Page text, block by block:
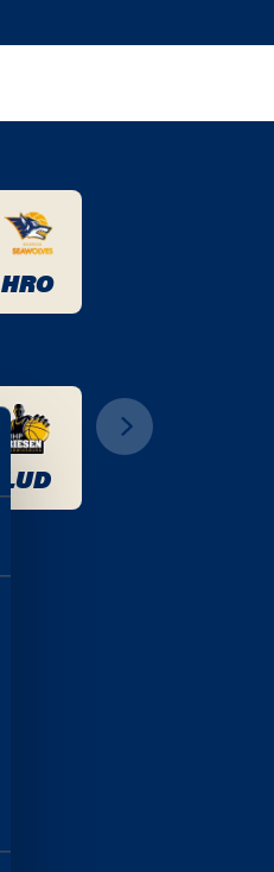
HRO
LUD